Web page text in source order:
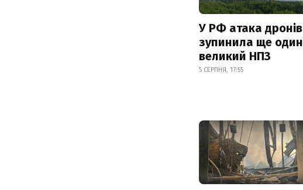
У РФ атака дронів
зупинила ще один
великий НПЗ
5 СЕРПНЯ, 17:55